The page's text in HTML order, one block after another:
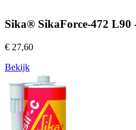
Sika® SikaForce-472 L90
€ 27,60
Bekijk